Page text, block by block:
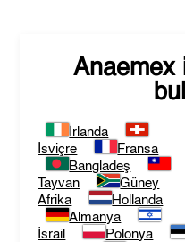
Anaemex
İrlanda
İsviçre
Fransa
Bangladeş
Tayvan
Güney
Afrika
Hollanda
Almanya
İsrail
Polonya